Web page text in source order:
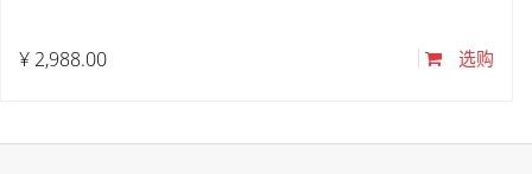
¥ 2,988.00 选购